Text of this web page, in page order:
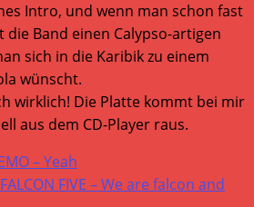
Intro, und wenn man schon fast
die Band einen Calypso-artigen
sich in die Karibik zu einem
wünscht.
wirklich! Die Platte kommt bei mir
aus dem CD-Player raus.
– Yeah
FIVE – We are falcon and